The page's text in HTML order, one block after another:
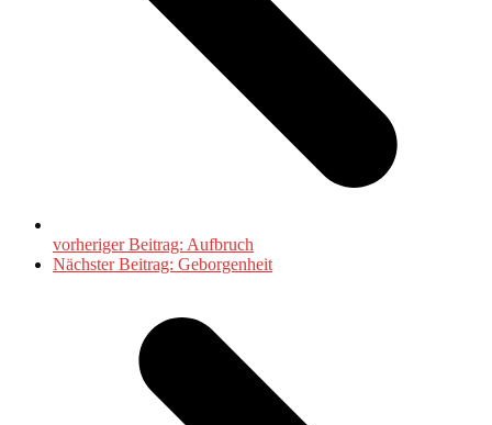
vorheriger Beitrag: Aufbruch
Nächster Beitrag: Geborgenheit